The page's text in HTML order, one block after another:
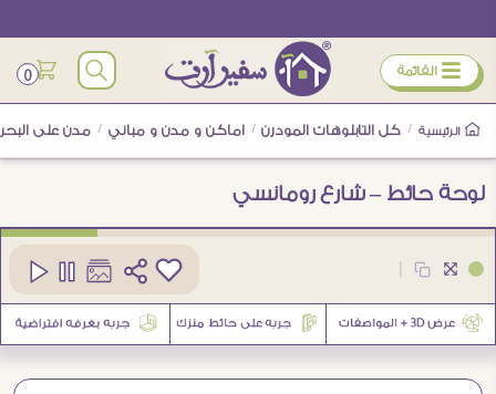
ÿ القائمة 0
الرئيسية / كل التابلوهات المودرن / اماكن و مدن و مباني / مدن على البحر
لوحة حائط – شارع رومانسي